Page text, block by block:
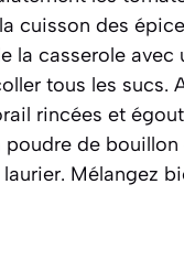
cuisson des
la casserole avec
tous les sucs.
rincées et
poudre de
Mélangez